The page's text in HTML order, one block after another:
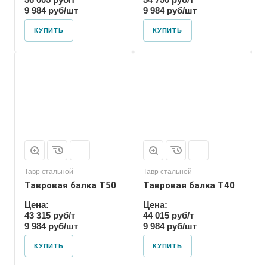
9 984 руб/шт
КУПИТЬ
9 984 руб/шт
КУПИТЬ
Тавр стальной
Тавровая балка T50
Цена:
43 315 руб/т
9 984 руб/шт
КУПИТЬ
Тавр стальной
Тавровая балка T40
Цена:
44 015 руб/т
9 984 руб/шт
КУПИТЬ